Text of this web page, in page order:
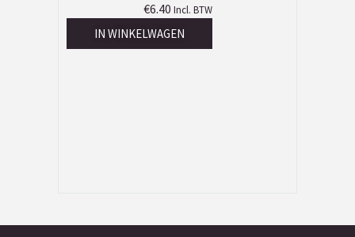
€6.40 Incl. BTW
IN WINKELWAGEN